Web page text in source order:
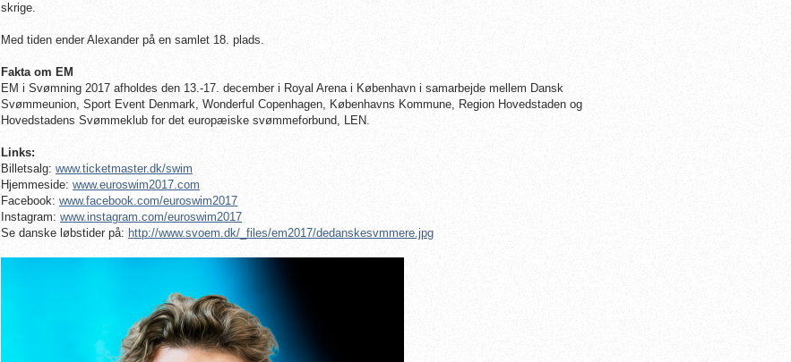
skrige.
Med tiden ender Alexander på en samlet 18. plads.
Fakta om EM
EM i Svømning 2017 afholdes den 13.-17. december i Royal Arena i København i samarbejde mellem Dansk
Svømmeunion, Sport Event Denmark, Wonderful Copenhagen, Københavns Kommune, Region Hovedstaden og
Hovedstadens Svømmeklub for det europæiske svømmeforbund, LEN.
Links:
Billetsalg: www.ticketmaster.dk/swim
Hjemmeside: www.euroswim2017.com
Facebook: www.facebook.com/euroswim2017
Instagram: www.instagram.com/euroswim2017
Se danske løbstider på: http://www.svoem.dk/_files/em2017/dedanskesvmmere.jpg